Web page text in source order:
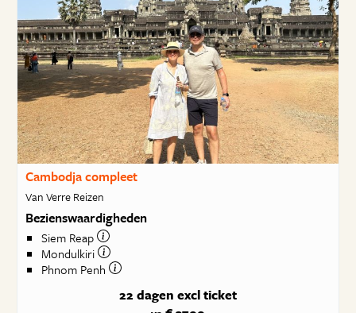
Cambodja compleet
Van Verre Reizen
Bezienswaardigheden
Siem Reap
Mondulkiri
Phnom Penh
22 dagen excl ticket